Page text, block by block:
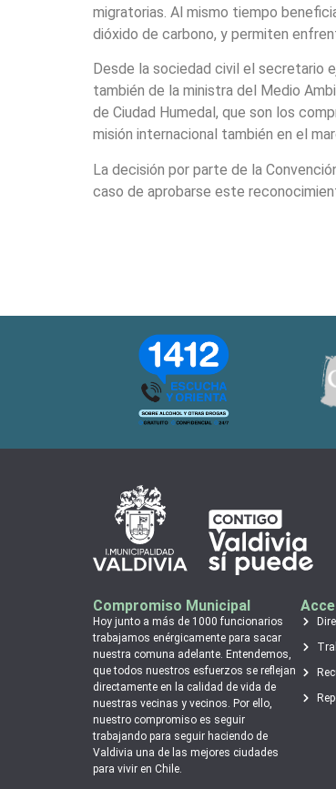
migratorias. Al mismo tiempo
dióxido de carbono, y permiten
Desde la sociedad civil el secretario
también de la ministra del Medio
de Ciudad Humedal, que son los
misión internacional también en el
La decisión por parte de la
caso de aprobarse este
Compromiso Municipal
Hoy junto a más de 1000 funcionarios
trabajamos enérgicamente para sacar
nuestra comuna adelante. Entendemos,
que todos nuestros esfuerzos se reflejan
directamente en la calidad de vida de
nuestras vecinas y vecinos. Por ello,
nuestro compromiso es seguir
trabajando para seguir haciendo de
Valdivia una de las mejores ciudades
para vivir en Chile.